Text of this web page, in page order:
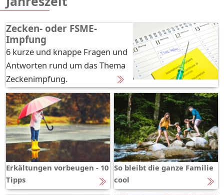
Zecken- oder FSME-
Impfung
6 kurze und knappe Fragen und
Antworten rund um das Thema
Zeckenimpfung.
Erkältungen vorbeugen - 10
Tipps
So bleibt die ganze Familie
cool